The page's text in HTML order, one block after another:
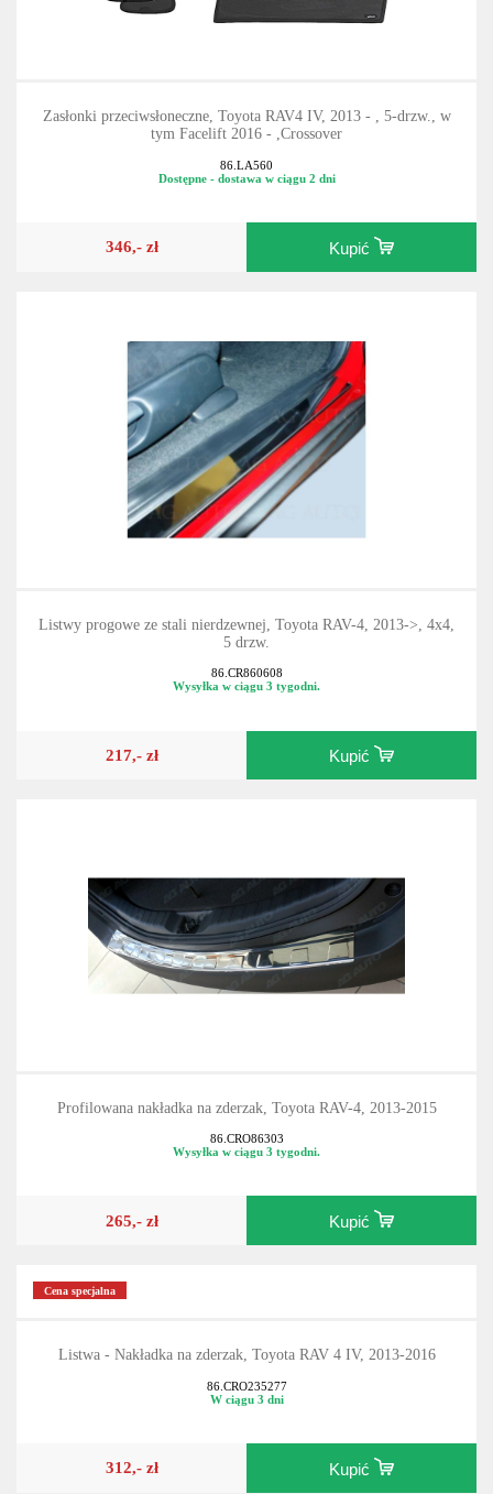
Zasłonki przeciwsłoneczne, Toyota RAV4 IV, 2013 - , 5-drzw., w
tym Facelift 2016 - ,Crossover
86.LA560
Dostępne - dostawa w ciągu 2 dni
346,- zł Kupić
Listwy progowe ze stali nierdzewnej, Toyota RAV-4, 2013->, 4x4,
5 drzw.
86.CR860608
Wysyłka w ciągu 3 tygodni.
217,- zł Kupić
Profilowana nakładka na zderzak, Toyota RAV-4, 2013-2015
86.CRO86303
Wysyłka w ciągu 3 tygodni.
265,- zł Kupić
Cena specjalna
Listwa - Nakładka na zderzak, Toyota RAV 4 IV, 2013-2016
86.CRO235277
W ciągu 3 dni
312,- zł Kupić